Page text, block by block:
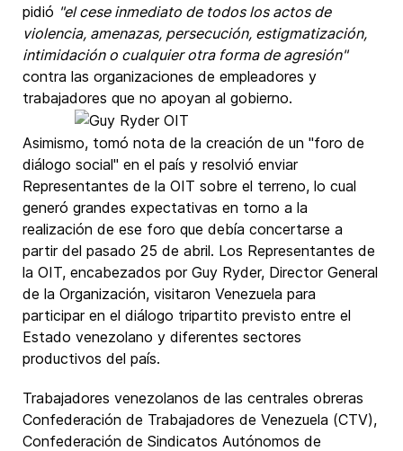
pidió "el cese inmediato de todos los actos de
violencia, amenazas, persecución, estigmatización,
intimidación o cualquier otra forma de agresión"
contra las organizaciones de empleadores y
trabajadores que no apoyan al gobierno.
Asimismo, tomó nota de la creación de un "foro de
diálogo social" en el país y resolvió enviar
Representantes de la OIT sobre el terreno, lo cual
generó grandes expectativas en torno a la
realización de ese foro que debía concertarse a
partir del pasado 25 de abril. Los Representantes de
la OIT, encabezados por Guy Ryder, Director General
de la Organización, visitaron Venezuela para
participar en el diálogo tripartito previsto entre el
Estado venezolano y diferentes sectores
productivos del país.
Trabajadores venezolanos de las centrales obreras
Confederación de Trabajadores de Venezuela (CTV),
Confederación de Sindicatos Autónomos de